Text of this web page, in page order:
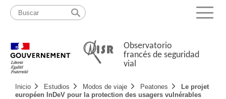
Pasar
contenido
Mapa
web
Menu
Observatorio
francés de seguridad
vial
Navigation
principale
Inicio Estudios Modos de viaje Peatones
Le projet
européen InDeV pour la protection des usagers vulnérables